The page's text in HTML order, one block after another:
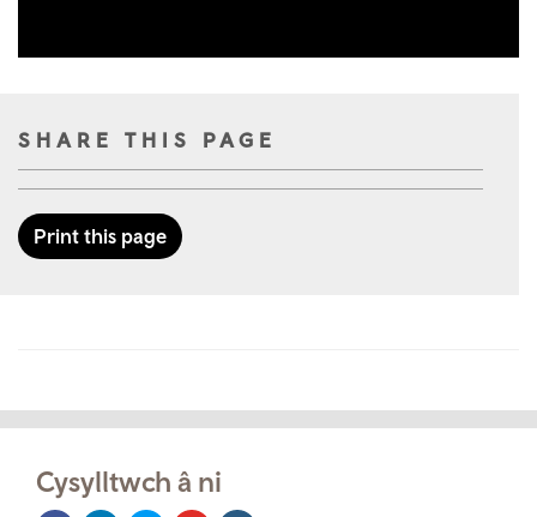
SHARE THIS PAGE
Print this page
Cysylltwch â ni